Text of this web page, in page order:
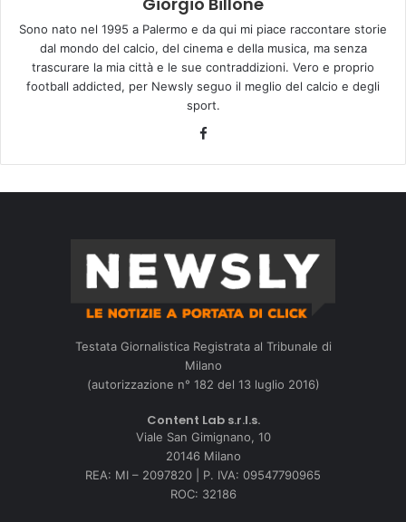
Sono nato nel 1995 a Palermo e da qui mi piace raccontare storie
dal mondo del calcio, del cinema e della musica, ma senza
trascurare la mia città e le sue contraddizioni. Vero e proprio
football addicted, per Newsly seguo il meglio del calcio e degli
sport.
Facebook
Testata Giornalistica Registrata al Tribunale di
Milano
(autorizzazione n° 182 del 13 luglio 2016)
Content Lab s.r.l.s.
Viale San Gimignano, 10
20146 Milano
REA: MI – 2097820 | P. IVA: 09547790965
ROC: 32186